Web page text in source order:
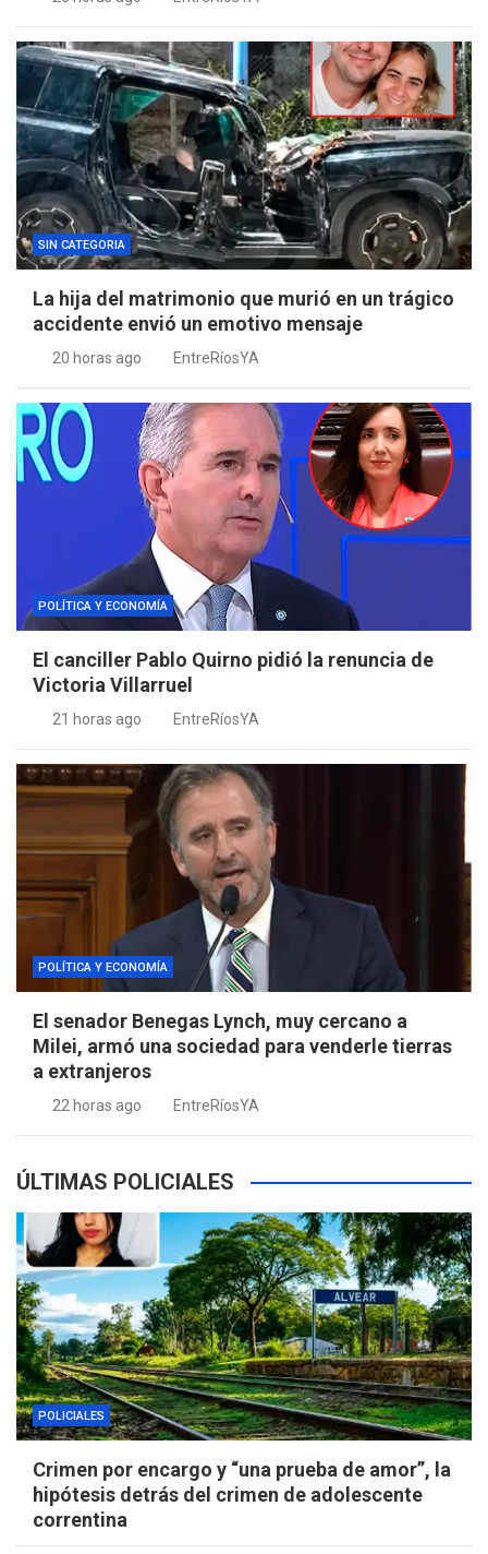
SIN CATEGORIA
La hija del matrimonio que murió en un trágico
accidente envió un emotivo mensaje
20 horas ago EntreRíosYA
POLÍTICA Y ECONOMÍA
El canciller Pablo Quirno pidió la renuncia de
Victoria Villarruel
21 horas ago EntreRíosYA
POLÍTICA Y ECONOMÍA
El senador Benegas Lynch, muy cercano a
Milei, armó una sociedad para venderle tierras
a extranjeros
22 horas ago EntreRíosYA
ÚLTIMAS POLICIALES
POLICIALES
Crimen por encargo y “una prueba de amor”, la
hipótesis detrás del crimen de adolescente
correntina